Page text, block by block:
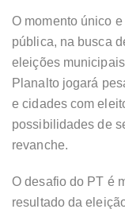
O momento único
pública, na busca
eleições
Planalto jogará
e cidades com
possibilidades de
revanche.
O desafio do PT é
resultado da